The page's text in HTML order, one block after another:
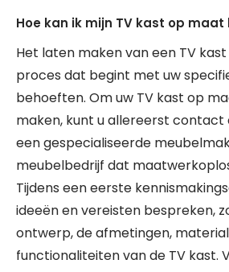
Hoe kan ik mijn TV kast op
Het laten maken van een TV
proces dat begint met uw
behoeften. Om uw TV kast op
maken, kunt u allereerst
een gespecialiseerde
meubelbedrijf dat
Tijdens een eerste
ideeën en vereisten bespreken,
ontwerp, de afmetingen,
functionaliteiten van de TV kast.